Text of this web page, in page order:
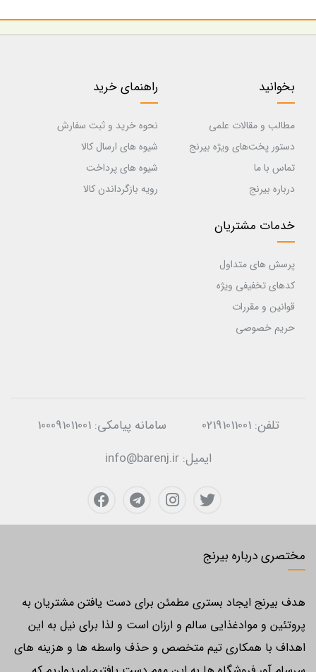
بخوانید
مطالب و مقالات علمی
دستور پخت‌های ویژه بیرنج
تماس با ما
درباره بیرنج
راهنمای خرید
نحوه خرید و ثبت سفارش
شیوه های ارسال کالا
شیوه های پرداخت
رویه بازگرداندن کالا
خدمات مشتریان
پرسش های متداول
کدهای تخفیفی ویژه
قوانین و مقررات
حریم خصوصی
تلفن:02191011001 سامانه پیامکی:100091011001
ایمیل:info@barenj.ir
مختصری درباره بیرنج
هدف بیرنج ایجاد بستری مطمئن برای دست یافتن مشتریان به
پروتئین و موادغذایی سالم و ارزان است و لذا برای نیل به این
اهداف با همکاری تیم متخصص و حذف واسطه ها و هزینه های